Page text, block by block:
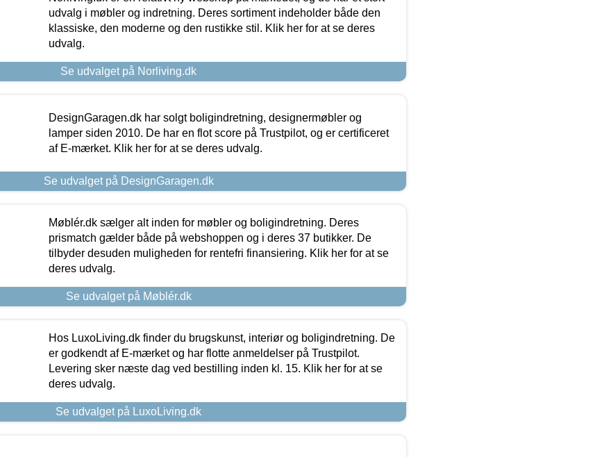
udvalg i møbler og indretning. Deres sortiment indeholder både den
klassiske, den moderne og den rustikke stil. Klik her for at se deres
udvalg.
Se udvalget på Norliving.dk
DesignGaragen.dk har solgt boligindretning, designermøbler og
lamper siden 2010. De har en flot score på Trustpilot, og er certificeret
af E-mærket. Klik her for at se deres udvalg.
Se udvalget på DesignGaragen.dk
Møblér.dk sælger alt inden for møbler og boligindretning. Deres
prismatch gælder både på webshoppen og i deres 37 butikker. De
tilbyder desuden muligheden for rentefri finansiering. Klik her for at se
deres udvalg.
Se udvalget på Møblér.dk
Hos LuxoLiving.dk finder du brugskunst, interiør og boligindretning. De
er godkendt af E-mærket og har flotte anmeldelser på Trustpilot.
Levering sker næste dag ved bestilling inden kl. 15. Klik her for at se
deres udvalg.
Se udvalget på LuxoLiving.dk